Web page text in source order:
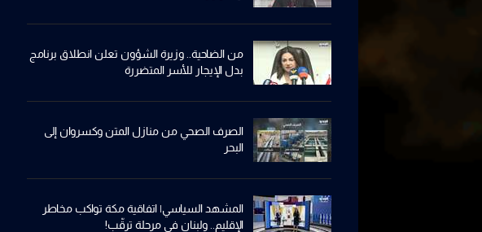
من الضاحية.. وزيرة الشؤون تعلن انطلاق برنامج
بدل الإيجار للأسر المتضررة
الصرف الصحي من منازل المتن وكسروان إلى
البحر
المشهد السياسي| اتفاقية مكة تواكب مخاطر
الإقليم.. ولبنان في مرحلة ترقّب!